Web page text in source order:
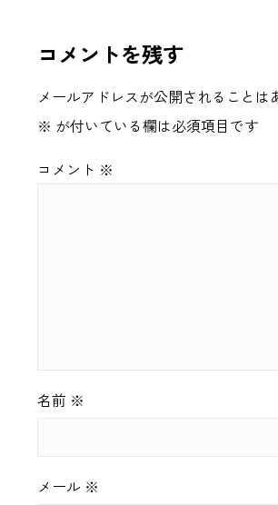
コメントを残す
メールアドレスが公開されることは
※ が付いている欄は必須項目です
コメント ※
名前 ※
メール ※